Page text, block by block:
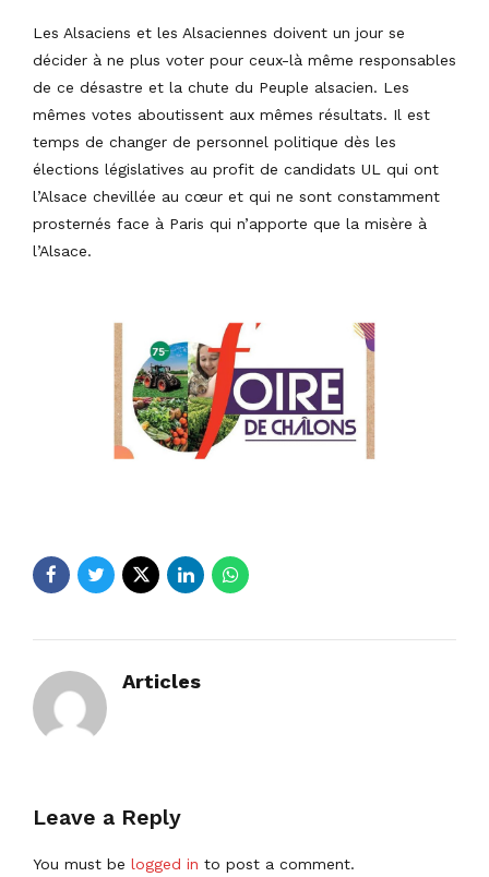
Les Alsaciens et les Alsaciennes doivent un jour se
décider à ne plus voter pour ceux-là même responsables
de ce désastre et la chute du Peuple alsacien. Les
mêmes votes aboutissent aux mêmes résultats. Il est
temps de changer de personnel politique dès les
élections législatives au profit de candidats UL qui ont
l’Alsace chevillée au cœur et qui ne sont constamment
prosternés face à Paris qui n’apporte que la misère à
l’Alsace.
Articles
Leave a Reply
You must be logged in to post a comment.